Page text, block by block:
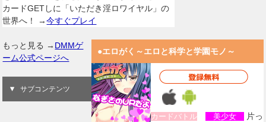
カードGETしに「いただき淫ロワイヤル」の
世界へ！ →今すぐプレイ
●エロがく～エロと科学と学園モノ～
カードバトル 美少女
片っ
もっと見る → DMMゲ
ーム公式ページへ
サブコンテンツ